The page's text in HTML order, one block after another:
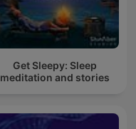
Get Sleepy: Sleep
meditation and stories